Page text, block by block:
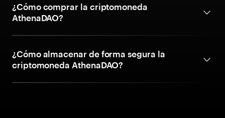
¿Cómo comprar la criptomoneda
AthenaDAO?
¿Cómo almacenar de forma segura la
criptomoneda AthenaDAO?